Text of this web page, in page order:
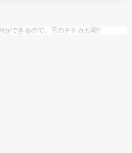
ができるので、下のチチカカ湖?